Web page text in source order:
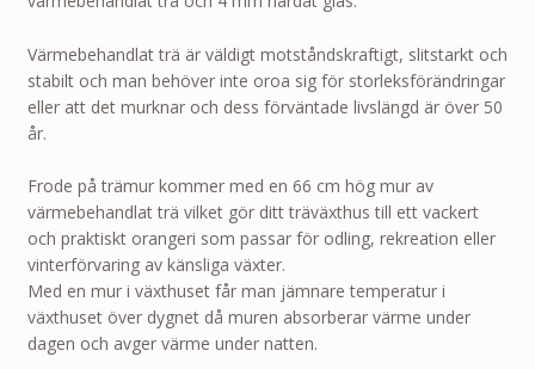
Värmebehandlat trä är väldigt motståndskraftigt, slitstarkt och
stabilt och man behöver inte oroa sig för storleksförändringar
eller att det murknar och dess förväntade livslängd är över 50
år.
Frode på trämur kommer med en 66 cm hög mur av
värmebehandlat trä vilket gör ditt träväxthus till ett vackert
och praktiskt orangeri som passar för odling, rekreation eller
vinterförvaring av känsliga växter.
Med en mur i växthuset får man jämnare temperatur i
växthuset över dygnet då muren absorberar värme under
dagen och avger värme under natten.